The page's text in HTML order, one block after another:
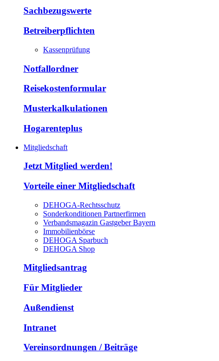
Sachbezugswerte
Betreiberpflichten
Kassenprüfung
Notfallordner
Reisekostenformular
Musterkalkulationen
Hogarenteplus
Mitgliedschaft
Jetzt Mitglied werden!
Vorteile einer Mitgliedschaft
DEHOGA-Rechtsschutz
Sonderkonditionen Partnerfirmen
Verbandsmagazin Gastgeber Bayern
Immobilienbörse
DEHOGA Sparbuch
DEHOGA Shop
Mitgliedsantrag
Für Mitglieder
Außendienst
Intranet
Vereinsordnungen / Beiträge